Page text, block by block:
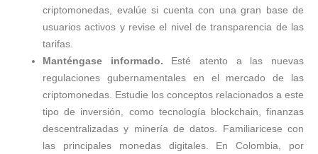
criptomonedas, evalúe si cuenta con una gran base de
usuarios activos y revise el nivel de transparencia de las
tarifas.
Manténgase informado. Esté atento a las nuevas
regulaciones gubernamentales en el mercado de las
criptomonedas. Estudie los conceptos relacionados a este
tipo de inversión, como tecnología blockchain, finanzas
descentralizadas y minería de datos. Familiaricese con
las principales monedas digitales. En Colombia, por